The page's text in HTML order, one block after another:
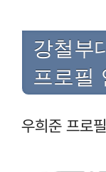
강철부
프로필
우희준 프로